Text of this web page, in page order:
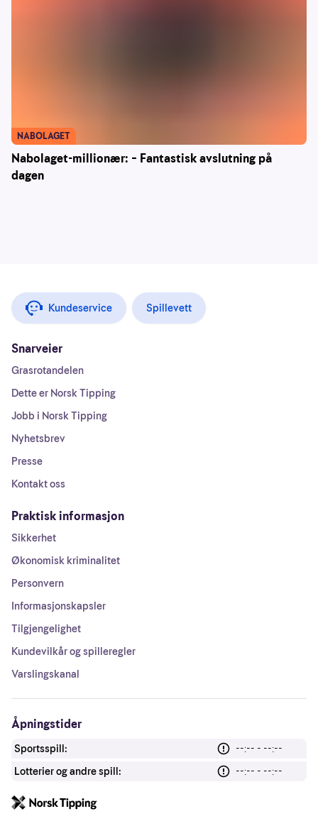
Nabolaget-millionær: – Fantastisk avslutning på
dagen
NABOLAGET
Kundeservice Spillevett
Snarveier
Grasrotandelen
Dette er Norsk Tipping
Jobb i Norsk Tipping
Nyhetsbrev
Presse
Kontakt oss
Praktisk informasjon
Sikkerhet
Økonomisk kriminalitet
Personvern
Informasjonskapsler
Tilgjengelighet
Kundevilkår og spilleregler
Varslingskanal
Åpningstider
Sportsspill:
--:-- - --:--
Lotterier og andre spill:
--:-- - --:--